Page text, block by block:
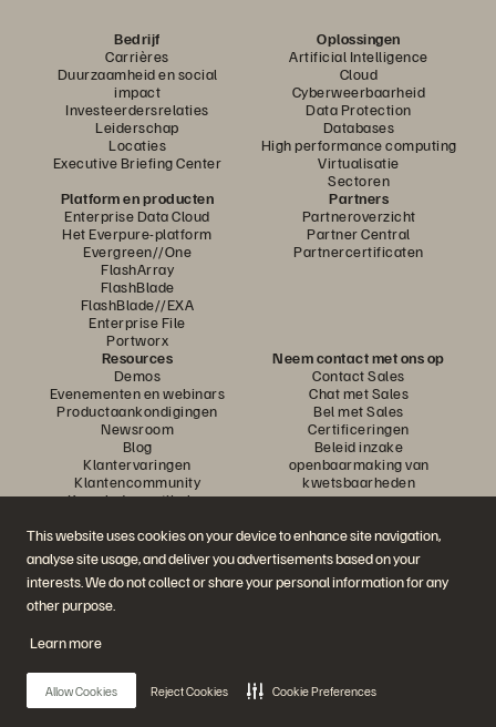
This website uses cookies on your device to enhance site navigation,
analyse site usage, and deliver you advertisements based on your
interests. We do not collect or share your personal information for any
other purpose.
Learn more
Allow Cookies Reject Cookies Cookie Preferences
Bedrijf
Carrières
Duurzaamheid en social
impact
Investeerdersrelaties
Leiderschap
Locaties
Executive Briefing Center
Oplossingen
Artificial Intelligence
Cloud
Cyberweerbaarheid
Data Protection
Databases
High performance computing
Virtualisatie
Sectoren
Platform en producten
Enterprise Data Cloud
Het Everpure-platform
Evergreen//One
FlashArray
FlashBlade
FlashBlade//EXA
Enterprise File
Portworx
Partners
Partneroverzicht
Partner Central
Partnercertificaten
Resources
Demos
Evenementen en webinars
Productaankondigingen
Newsroom
Blog
Klantervaringen
Klantencommunity
Knowledge-artikelen
Neem contact met ons op
Contact Sales
Chat met Sales
Bel met Sales
Certificeringen
Beleid inzake
openbaarmaking van
kwetsbaarheden
Neem deel aan het gesprek
Volg alle officiële sociale kanalen van Everpure
© 2026 Everpure, Inc. Alle rechten voorbehouden.
PrivacyAlgemene voorwaarden websiteLegalVertrouwenscentrum